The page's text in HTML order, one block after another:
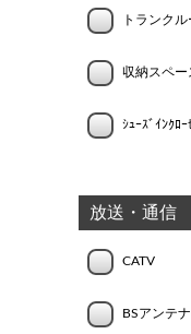
トランクル
収納スペー
ｼｭｰｽﾞｲﾝｸﾛｰ
放送・通信
CATV
BSアンテナ